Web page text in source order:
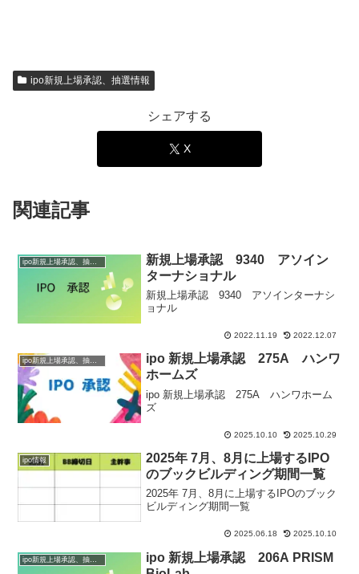
ipo新規上場承認、抽選情報
シェアする
X
関連記事
新規上場承認 9340 アソイン
ターナショナル
新規上場承認 9340 アソインターナシ
ョナル
2022.11.19 2022.12.07
ipo新規上場承認、抽選情報
ipo 新規上場承認 275A ハンワ
ホームズ
ipo 新規上場承認 275A ハンワホーム
ズ
2025.10.10 2025.10.29
ipo情報
2025年 7月、8月に上場するIPO
のブックビルディング期間一覧
2025年 7月、8月に上場するIPOのブック
ビルディング期間一覧
2025.06.18 2025.10.10
ipo 新規上場承認 206A PRISM